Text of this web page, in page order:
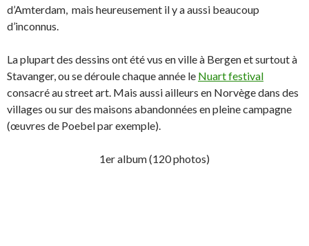
d’Amterdam, mais heureusement il y a aussi beaucoup
d’inconnus.
La plupart des dessins ont été vus en ville à Bergen et surtout à
Stavanger, ou se déroule chaque année le Nuart festival
consacré au street art. Mais aussi ailleurs en Norvège dans des
villages ou sur des maisons abandonnées en pleine campagne
(œuvres de Poebel par exemple).
1er album (120 photos)